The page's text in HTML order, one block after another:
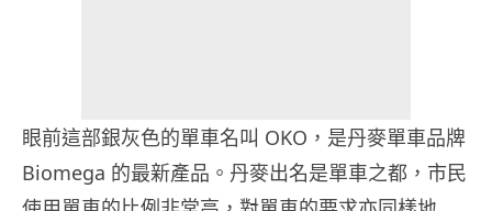
眼前這部銀灰色的單車名叫 OKO，是丹麥單車品牌
Biomega 的最新產品。丹麥出名是單車之都，市民